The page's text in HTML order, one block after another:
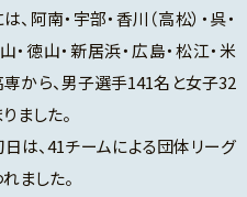
、阿南・宇部・香川（高松）・呉・
・徳山・新居浜・広島・松江・米
から、男子選手141名と女子32
ました。
は、41チームによる団体リーグ
ました。